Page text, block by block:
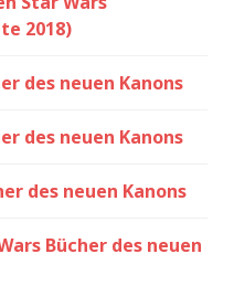
2018)
des neuen Kanons
des neuen Kanons
des neuen Kanons
Bücher des neuen